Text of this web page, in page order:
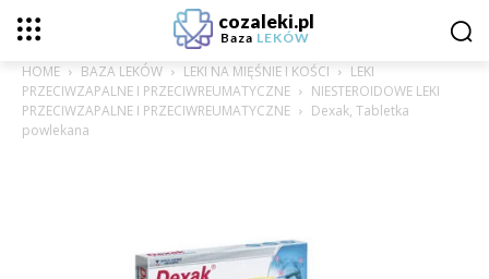
cozaleki.pl
Baza LEKÓW
HOME BAZA LEKÓW LEKI NA MIĘŚNIE I KOŚCI
LEKI
PRZECIWZAPALNE I PRZECIWREUMATYCZNE
NIESTEROIDOWE LEKI
PRZECIWZAPALNE I PRZECIWREUMATYCZNE
Dexak, Tabletka
powlekana